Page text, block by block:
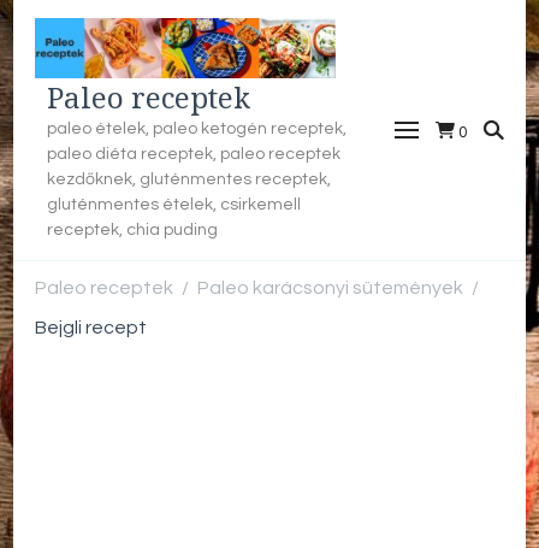
Paleo receptek
paleo ételek, paleo ketogén receptek,
paleo diéta receptek, paleo receptek
kezdőknek, gluténmentes receptek,
gluténmentes ételek, csirkemell
receptek, chia puding
0
Paleo receptek / Paleo karácsonyi sütemények /
Bejgli recept